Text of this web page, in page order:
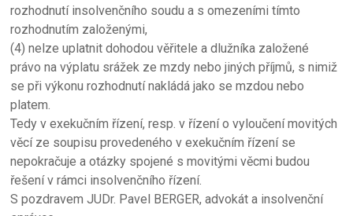
rozhodnutí insolvenčního soudu a s omezeními tímto
rozhodnutím založenými,
(4) nelze uplatnit dohodou věřitele a dlužníka založené
právo na výplatu srážek ze mzdy nebo jiných příjmů, s nimiž
se při výkonu rozhodnutí nakládá jako se mzdou nebo
platem.
Tedy v exekučním řízení, resp. v řízení o vyloučení movitých
věcí ze soupisu provedeného v exekučním řízení se
nepokračuje a otázky spojené s movitými věcmi budou
řešení v rámci insolvenčního řízení.
S pozdravem JUDr. Pavel BERGER, advokát a insolvenční